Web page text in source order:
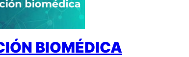
BIOMÉDICA